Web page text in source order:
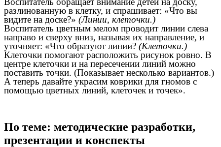
разлинованную в клетку, и спрашивает: «Что вы
видите на доске?» (Линии, клеточки.)
Воспитатель цветным мелом проводит линии слева
направо и сверху вниз, называя их направление, и
уточняет: «Что образуют линии? (Клеточки.)
Клеточки помогают расположить рисунок ровно. В
центре клеточки и на пересечении линий можно
поставить точки. (Показывает несколько вариантов.)
А теперь давайте украсим коврики для гномов с
помощью цветных линий, клеточек и точек».
По теме: методические разработки,
презентации и конспекты